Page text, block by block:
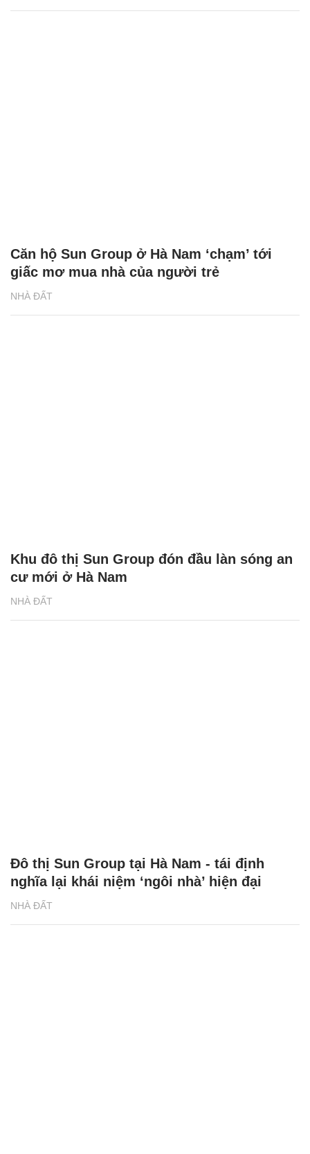
NHÀ ĐẤT
Căn hộ Sun Group ở Hà Nam ‘chạm’ tới
giấc mơ mua nhà của người trẻ
NHÀ ĐẤT
Khu đô thị Sun Group đón đầu làn sóng an
cư mới ở Hà Nam
NHÀ ĐẤT
Đô thị Sun Group tại Hà Nam - tái định
nghĩa lại khái niệm ‘ngôi nhà’ hiện đại